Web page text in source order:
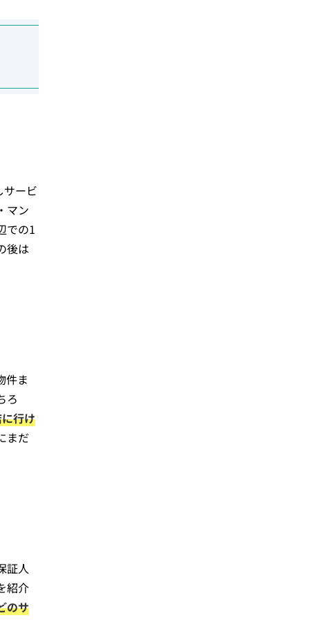
サービ
マン
での1
後は
件ま
ろ
行け
まだ
証人
紹介
のサ